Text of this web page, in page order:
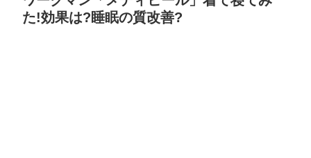
た!効果は?睡眠の質改善?